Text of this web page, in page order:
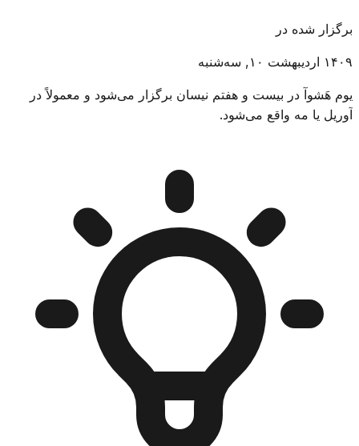
برگزار شده در
۱۴۰۹ اردیبهشت ۱۰, سه‌شنبه
یوم هَشوآ در بیست و هفتم نیسان برگزار می‌شود و معمولاً در
آوریل یا مه واقع می‌شود.